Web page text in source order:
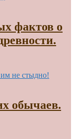
фактов о
обычаев.